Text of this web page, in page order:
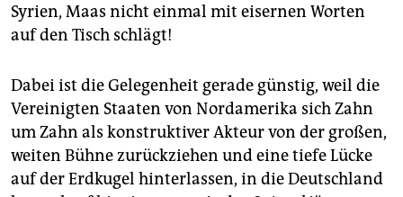
Syrien, Maas nicht einmal mit eisernen Worten
auf den Tisch schlägt!
Dabei ist die Gelegenheit gerade günstig, weil die
Vereinigten Staaten von Nordamerika sich Zahn
um Zahn als konstruktiver Akteur von der großen,
weiten Bühne zurückziehen und eine tiefe Lücke
auf der Erdkugel hinterlassen, in die Deutschland